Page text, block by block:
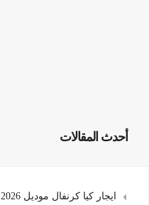
أحدث المقالات
ايجار كيا كرنفال موديل 2026